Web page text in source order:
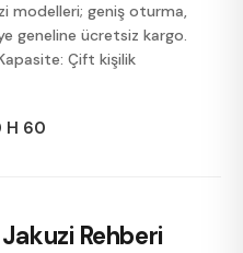
modelleri; geniş oturma,
geneline ücretsiz kargo.
Çift kişilik
H 60
Jakuzi Rehberi